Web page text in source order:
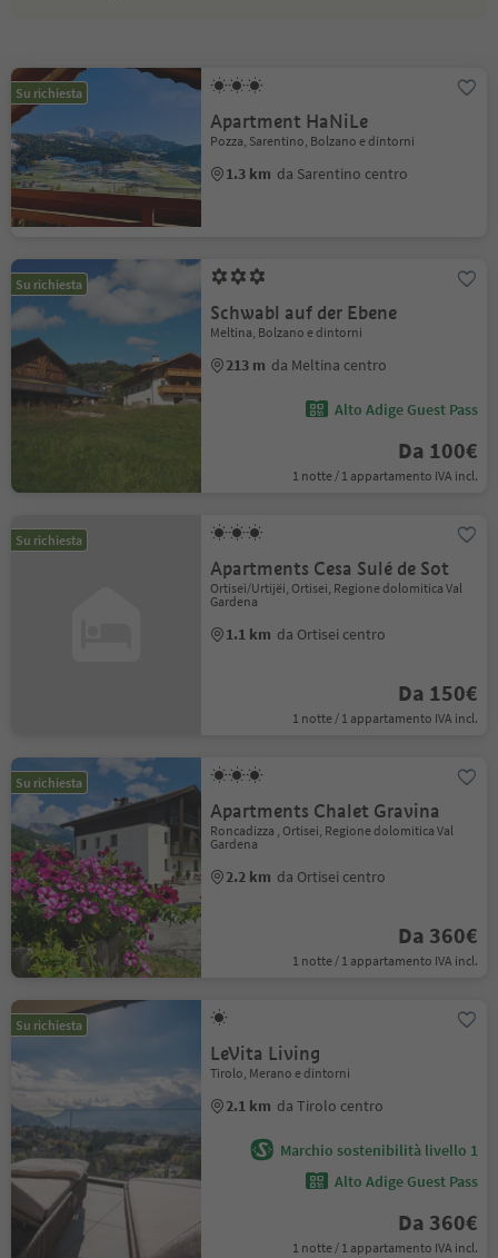
Su richiesta
Apartment HaNiLe
Pozza, Sarentino, Bolzano e dintorni
1.3 km da Sarentino centro
Su richiesta
Schwabl auf der Ebene
Meltina, Bolzano e dintorni
213 m da Meltina centro
Alto Adige Guest Pass
Da 100€
1 notte / 1 appartamento IVA incl.
Su richiesta
Apartments Cesa Sulé de Sot
Ortisei/Urtijëi, Ortisei, Regione dolomitica Val
Gardena
1.1 km da Ortisei centro
Da 150€
1 notte / 1 appartamento IVA incl.
Su richiesta
Apartments Chalet Gravina
Roncadizza , Ortisei, Regione dolomitica Val
Gardena
2.2 km da Ortisei centro
Da 360€
1 notte / 1 appartamento IVA incl.
Su richiesta
LeVita Living
Tirolo, Merano e dintorni
2.1 km da Tirolo centro
Marchio sostenibilità livello 1
Alto Adige Guest Pass
Da 360€
1 notte / 1 appartamento IVA incl.